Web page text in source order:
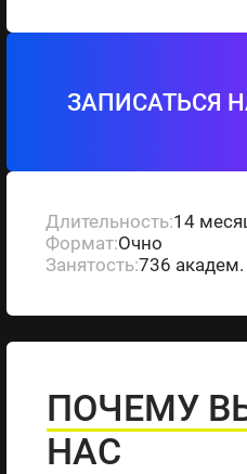
ЗАПИСАТЬСЯ
Длительность:14
Формат:Очно
Занятость:736 академ.
ПОЧЕМУ
НАС